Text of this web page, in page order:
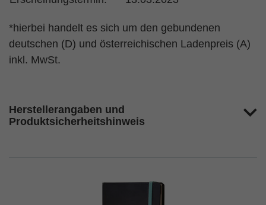
*hierbei handelt es sich um den gebundenen
deutschen (D) und österreichischen Ladenpreis (A)
inkl. MwSt.
Herstellerangaben und
Produktsicherheitshinweis